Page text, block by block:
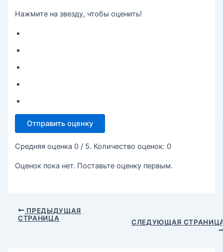
Нажмите на звезду, чтобы оценить!
Отправить оценку
Средняя оценка 0 / 5. Количество оценок: 0
Оценок пока нет. Поставьте оценку первым.
ПРЕДЫДУЩАЯ
СТРАНИЦА
СЛЕДУЮЩАЯ